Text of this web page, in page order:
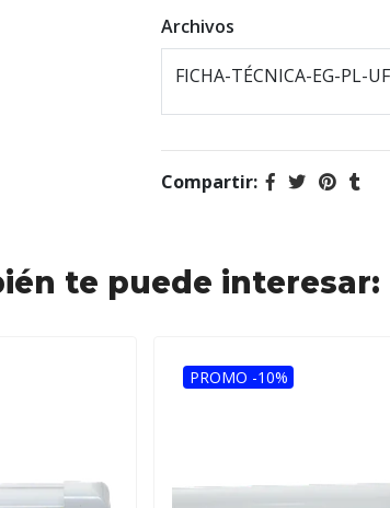
Archivos
FICHA-TÉCNICA-EG-PL-
Compartir:
te puede interesar:
PROMO -10%